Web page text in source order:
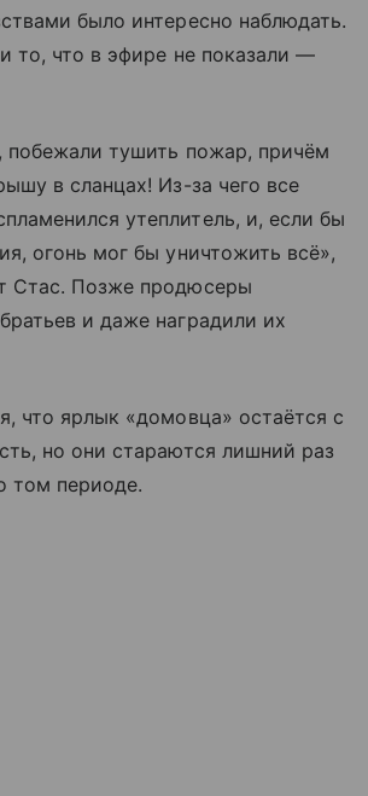
было интересно наблюдать.
то, что в эфире не показали —
побежали тушить пожар, причём
в сланцах! Из-за чего все
утеплитель, и, если бы
огонь мог бы уничтожить всё»,
Стас. Позже продюсеры
и даже наградили их
что ярлык «домовца» остаётся с
но они стараются лишний раз
том периоде.